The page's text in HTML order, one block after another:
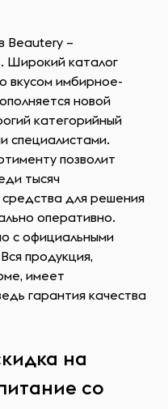
Beautery –
Широкий каталог
вкусом имбирное-
новой
категорийный
специалистами.
позволит
тысяч
для решения
оперативно.
с официальными
продукция,
имеет
гарантия качества
на
со